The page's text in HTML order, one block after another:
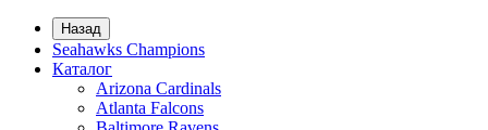
Назад
Seahawks Champions
Каталог
Arizona Cardinals
Atlanta Falcons